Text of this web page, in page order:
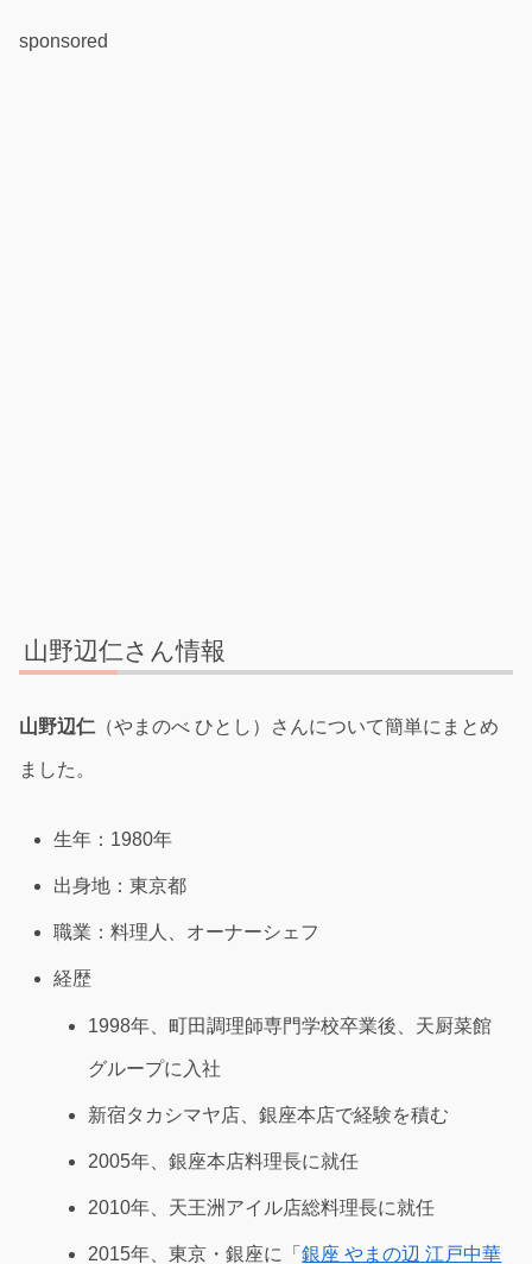
sponsored
山野辺仁さん情報
山野辺仁（やまのべ ひとし）さんについて簡単にまとめ
ました。
生年：1980年
出身地：東京都
職業：料理人、オーナーシェフ
経歴
1998年、町田調理師専門学校卒業後、天厨菜館
グループに入社
新宿タカシマヤ店、銀座本店で経験を積む
2005年、銀座本店料理長に就任
2010年、天王洲アイル店総料理長に就任
2015年、東京・銀座に「銀座 やまの辺 江戸中華